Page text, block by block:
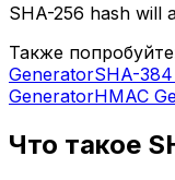
SHA-256 hash will
Также
GeneratorSHA-
GeneratorHMAC
Что такое